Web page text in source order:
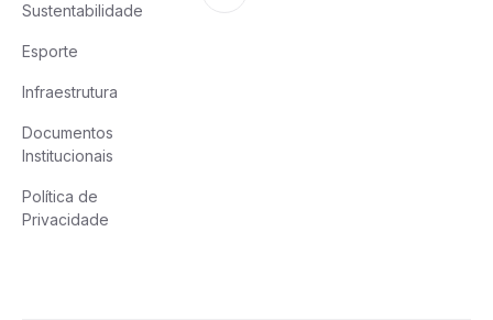
Sustentabilidade
Esporte
Infraestrutura
Documentos
Institucionais
Política de
Privacidade